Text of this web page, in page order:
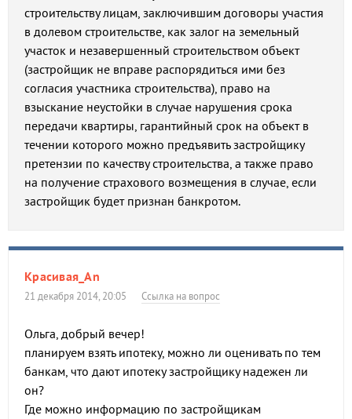
строительству лицам, заключившим договоры участия
в долевом строительстве, как залог на земельный
участок и незавершенный строительством объект
(застройщик не вправе распорядиться ими без
согласия участника строительства), право на
взыскание неустойки в случае нарушения срока
передачи квартиры, гарантийный срок на объект в
течении которого можно предъявить застройщику
претензии по качеству строительства, а также право
на получение страхового возмещения в случае, если
застройщик будет признан банкротом.
Красивая_An
21 декабря 2014, 20:05 Ссылка на вопрос
Ольга, добрый вечер!
планируем взять ипотеку, можно ли оценивать по тем
банкам, что дают ипотеку застройщику надежен ли
он?
Где можно информацию по застройщикам